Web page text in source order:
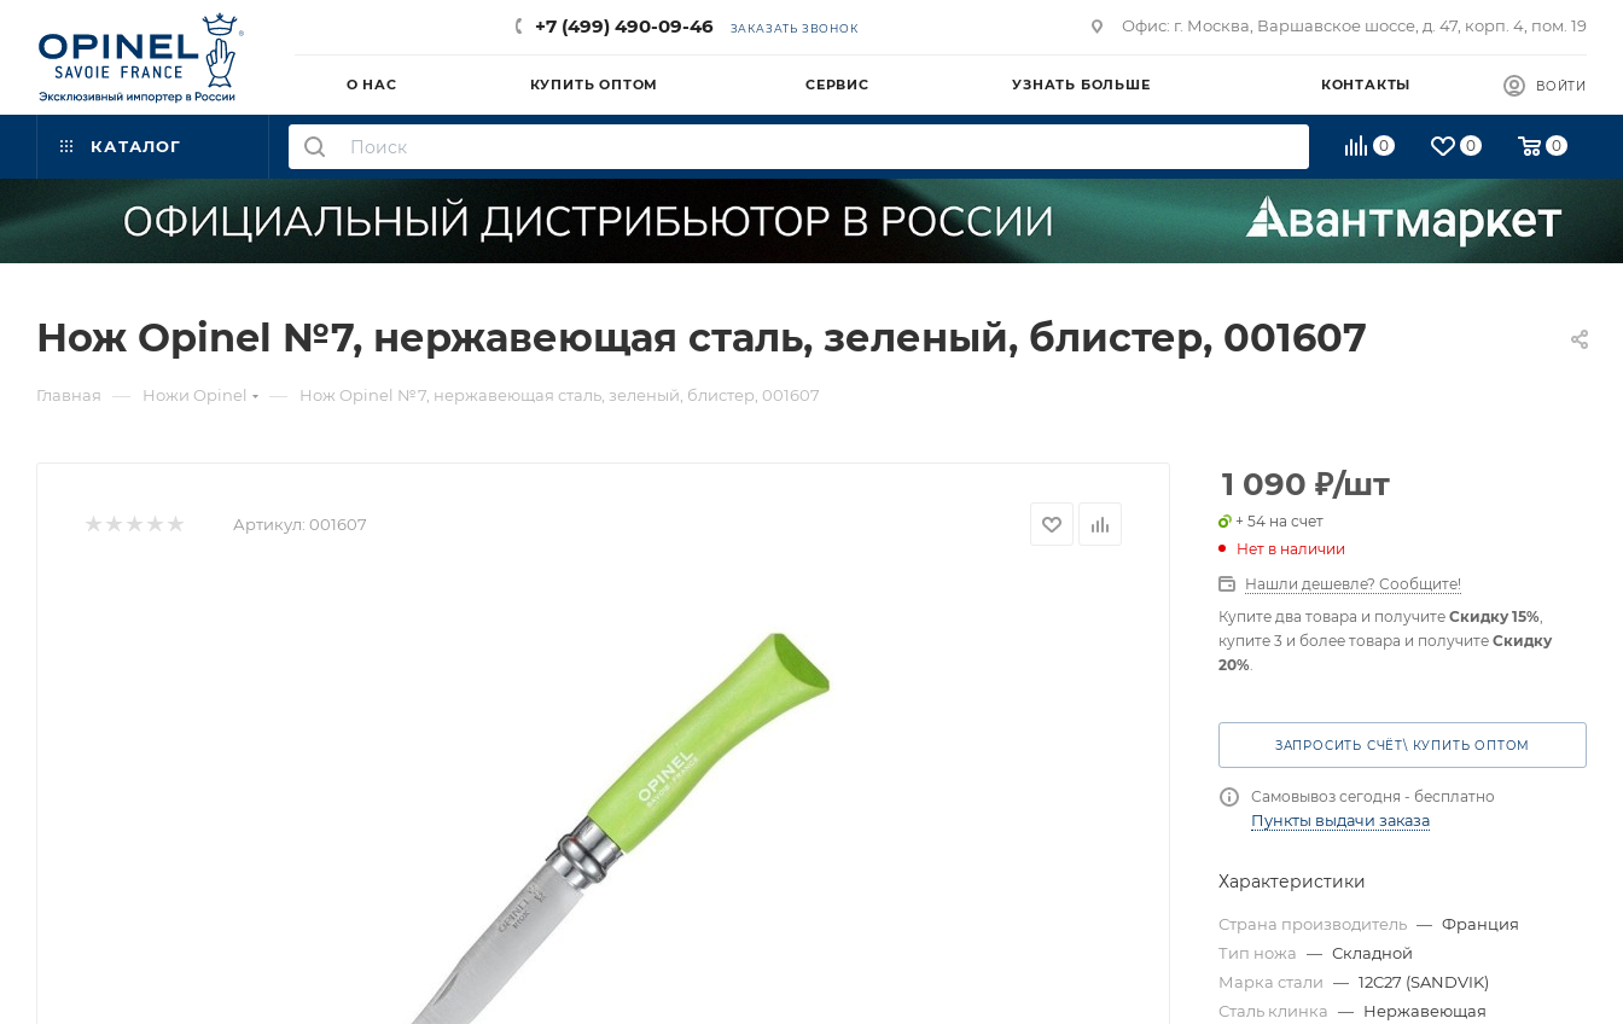
+7 (499) 490-09-46 ЗАКАЗАТЬ ЗВОНОК Офис: г. Москва, Варшавское шоссе, д. 47, корп. 4, пом. 19
О НАС КУПИТЬ ОПТОМ СЕРВИС УЗНАТЬ БОЛЬШЕ КОНТАКТЫ ВОЙТИ
КАТАЛОГ 0 0 0
Нож Opinel №7, нержавеющая сталь, зеленый, блистер, 001607
Главная — Ножи Opinel — Нож Opinel №7, нержавеющая сталь, зеленый, блистер, 001607
Артикул: 001607
1 090 ₽/шт
+ 54 на счет
Нет в наличии
Нашли дешевле? Сообщите!
Купите два товара и получите Скидку 15%
купите 3 и более товара и получите Скидку
20%
ЗАПРОСИТЬ СЧЁТ\ КУПИТЬ ОПТОМ
Самовывоз сегодня - бесплатно
Пункты выдачи заказа
Характеристики
Страна производитель — Франция
Тип ножа — Складной
Марка стали — 12C27 (SANDVIK)
Сталь клинка — Нержавеющая